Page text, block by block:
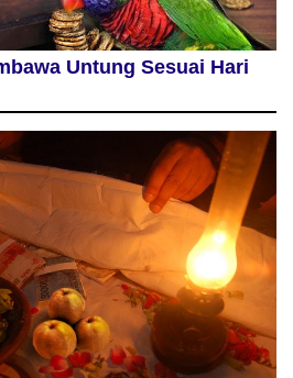
Untung Sesuai Hari